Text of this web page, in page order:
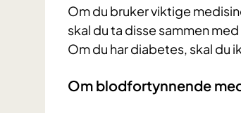
Om du bruker viktige
skal du ta disse sammen
Om du har diabetes, skal du
Om blodfortynnende